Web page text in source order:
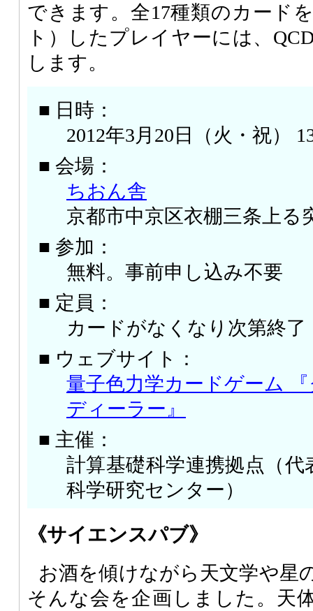
できます。全17種類のカード
ト）したプレイヤーには、
します。
■ 日時：
2012年3月20日（火・祝）
■ 会場：
ちおん舎
京都市中京区衣棚三条上る
■ 参加：
無料。事前申し込み不要
■ 定員：
カードがなくなり次第終了
■ ウェブサイト：
量子色力学カードゲーム
ディーラー』
■ 主催：
計算基礎科学連携拠点（代
科学研究センター）
《サイエンスパブ》
お酒を傾けながら天文学や星
そんな会を企画しました。天